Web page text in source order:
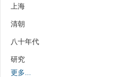
上海
清朝
八十年代
研究
更多...